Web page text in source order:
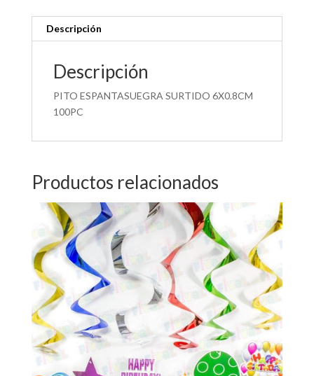
Descripción
Descripción
PITO ESPANTASUEGRA SURTIDO 6X0.8CM
100PC
Productos relacionados